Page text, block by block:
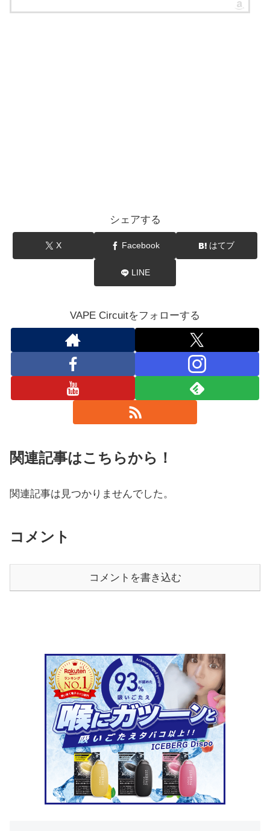
シェアする
X Facebook はてブ
LINE
VAPE Circuitをフォローする
関連記事はこちらから！
関連記事は見つかりませんでした。
コメント
コメントを書き込む